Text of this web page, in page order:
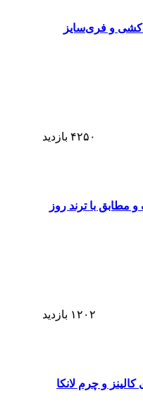
کشی و فری‌سایز
۴۲۵۰ بازدید
مطابق با ترند روز
۱۲۰۲ بازدید
و چرم لانکا